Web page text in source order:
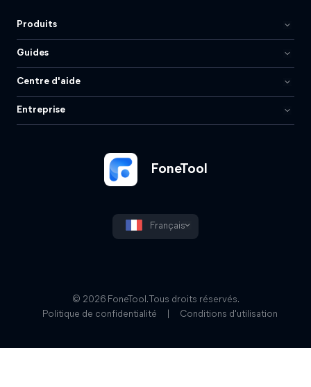
FoneTool
Français
Produits
Guides
Centre d'aide
Entreprise
© 2026 FoneTool. Tous droits réservés.
Politique de confidentialité
Conditions d'utilisation